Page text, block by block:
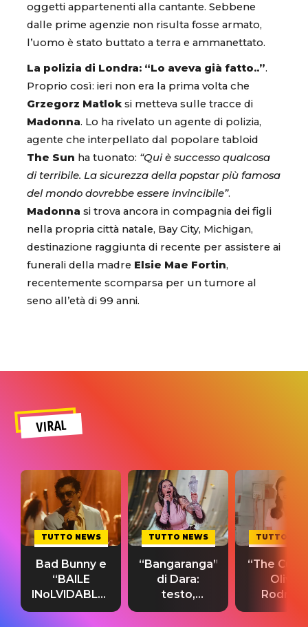
oggetti appartenenti alla cantante. Sebbene
dalle prime agenzie non risulta fosse armato,
l’uomo è stato buttato a terra e ammanettato.
La polizia di Londra: “Lo aveva già fatto..”.
Proprio così: ieri non era la prima volta che
Grzegorz Matloksi metteva sulle tracce di
Madonna. Lo ha rivelato un agente di polizia,
agente che interpellato dal popolare tabloid
The Sun ha tuonato: “Qui è successo qualcosa
di terribile. La sicurezza della popstar più famosa
del mondo dovrebbe essere invincibile”.
Madonna si trova ancora in compagnia dei figli
nella propria città natale, Bay City, Michigan,
destinazione raggiunta di recente per assistere ai
funerali della madre Elsie Mae Fortin,
recentemente scomparsa per un tumore al
seno all’età di 99 anni.
VIRAL
TUTTO NEWS
Bad Bunny e
“BAILE
INoLVIDABLE”:
testo,
TUTTO NEWS
“Bangaranga”
di Dara:
testo,
traduzione e
TUTTO
“The
Olivia
testo,